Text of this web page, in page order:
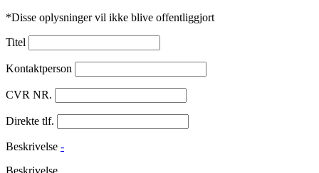
*Disse oplysninger vil ikke blive offentliggjort
Titel
Kontaktperson
CVR NR.
Direkte tlf.
Beskrivelse -
Beskrivelse